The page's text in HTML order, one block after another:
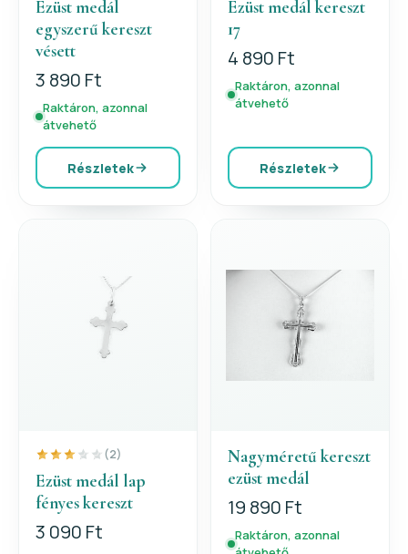
Ezüst medál
egyszerű kereszt
vésett
3 890 Ft
Raktáron, azonnal
átvehető
Részletek
Ezüst medál kereszt
17
4 890 Ft
Raktáron, azonnal
átvehető
Részletek
(2)
Ezüst medál lap
fényes kereszt
3 090 Ft
Nagyméretű kereszt
ezüst medál
19 890 Ft
Raktáron, azonnal